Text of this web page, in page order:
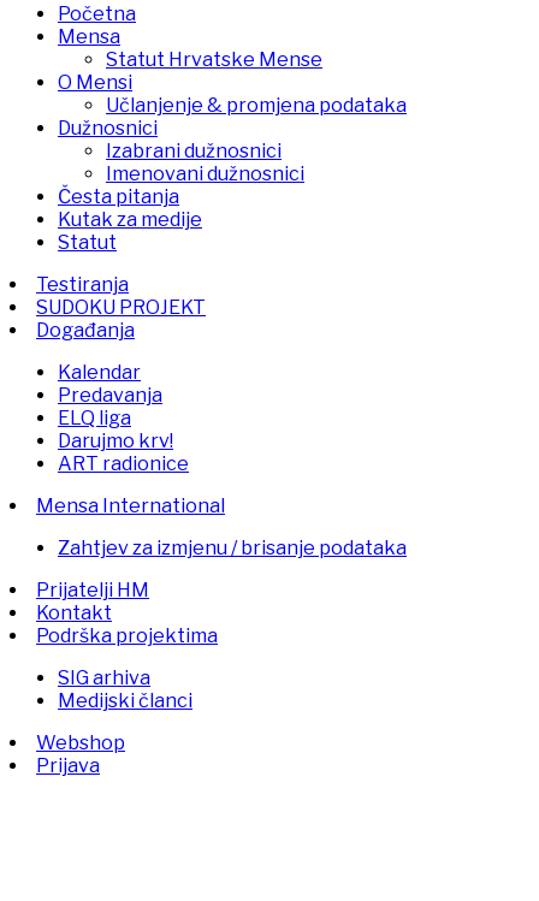
Početna
Mensa
Statut Hrvatske Mense
O Mensi
Učlanjenje & promjena podataka
Dužnosnici
Izabrani dužnosnici
Imenovani dužnosnici
Česta pitanja
Kutak za medije
Statut
Testiranja
SUDOKU PROJEKT
Događanja
Kalendar
Predavanja
ELQ liga
Darujmo krv!
ART radionice
Mensa International
Zahtjev za izmjenu / brisanje podataka
Prijatelji HM
Kontakt
Podrška projektima
SIG arhiva
Medijski članci
Webshop
Prijava